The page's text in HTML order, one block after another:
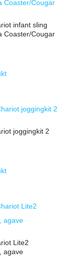
infant sling
Coaster/Cougar
joggingkit 2
Lite2
agave